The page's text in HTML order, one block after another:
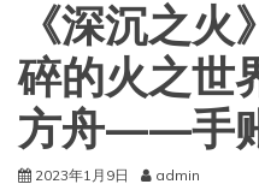
《深沉之
碎的火之世
方舟——手
2023年1月9日 admin